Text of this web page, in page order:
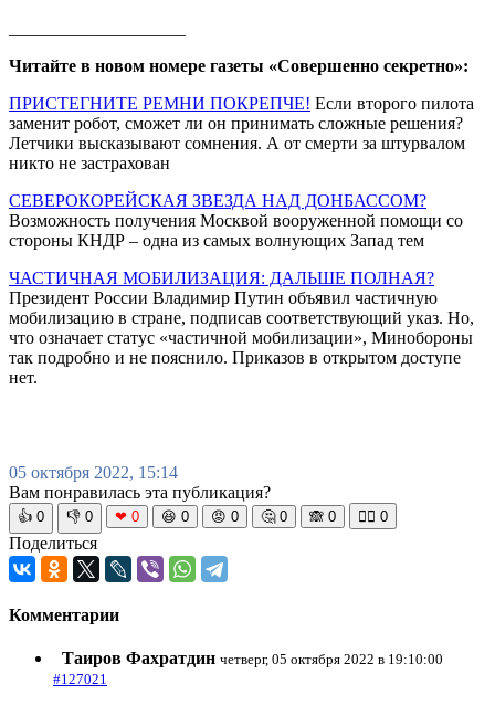
Читайте в новом номере газеты «Совершенно секретно»:
ПРИСТЕГНИТЕ РЕМНИ ПОКРЕПЧЕ! Если второго пилота
заменит робот, сможет ли он принимать сложные решения?
Летчики высказывают сомнения. А от смерти за штурвалом
никто не застрахован
СЕВЕРОКОРЕЙСКАЯ ЗВЕЗДА НАД ДОНБАССОМ?
Возможность получения Москвой вооруженной помощи со
стороны КНДР – одна из самых волнующих Запад тем
ЧАСТИЧНАЯ МОБИЛИЗАЦИЯ: ДАЛЬШЕ ПОЛНАЯ?
Президент России Владимир Путин объявил частичную
мобилизацию в стране, подписав соответствующий указ. Но,
что означает статус «частичной мобилизации», Минобороны
так подробно и не пояснило. Приказов в открытом доступе
нет.
05 октября 2022, 15:14
Вам понравилась эта публикация?
👍 0 👎 0 ❤ 0 😆 0 😡 0 🤔 0 🙈 0 🧘‍♀️ 0
Поделиться
Комментарии
Таиров Фахратдин четверг, 05 октября 2022 в 19:10:00
#127021